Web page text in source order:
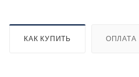
КАК КУПИТЬ ОПЛАТА